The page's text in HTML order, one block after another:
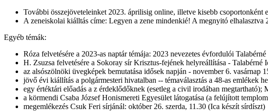
További összejöveteleinket 2023. áprilisig online, illetve kisebb
A zeneiskolai kiálltás címe: Legyen a zene mindenkié! A megnyitó elhalasztva
Egyéb témák:
Róza felvetésére a 2023-as naptár témája: 2023 nevezetes évfordulói
H. Zsuzsa felvetésére a Sokoray sír Krisztus-fejének helyreállítása -
az alsószölnöki üvegképek bemutatása idősek napján - november 6. vasárnap
jövő évi kiállítás a polgármesteri hivatalban -- témaválasztás a 48-as emlékek
egy értéktári előadás a z érdeklődőknek (esetleg a civil irodában
a körmendi Csaba József Honismereti Egyesület látogatása (a felújított
megemlékezés Csuk Feri sírjánál: október 26. szerda, 11.30 (Ica készít sírdíszt)